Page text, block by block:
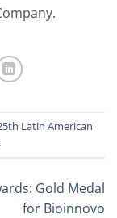
Latin American
.
Gold Medal
for Bioinnovo